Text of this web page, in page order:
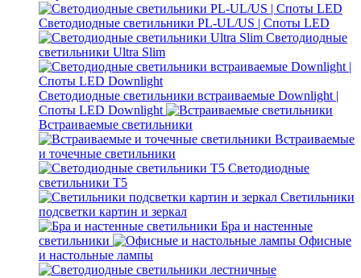
Светодиодные светильники PL-UL/US | Споты LED
Светодиодные
светильники Ultra Slim
Светодиодные светильники встраиваемые Downlight |
Споты LED Downlight
Встраиваемые светильники
Встраиваемые
и точечные светильники
Светодиодные
светильники T5
Светильники
подсветки картин и зеркал
Бра и настенные
светильники
Офисные
и настольные лампы